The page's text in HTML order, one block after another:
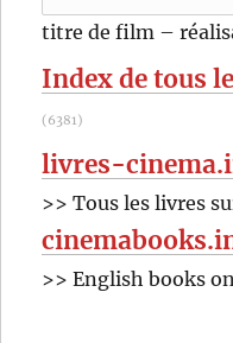
pour
:
titre de film –
Index de tous
(6381)
livres-
>> Tous les livres
>> English books